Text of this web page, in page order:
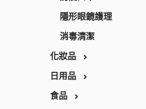
SKIO
隱形眼鏡護理
消毒清潔
化妝品
彩妝
唇妝及護理
日用品
家居用品
食品